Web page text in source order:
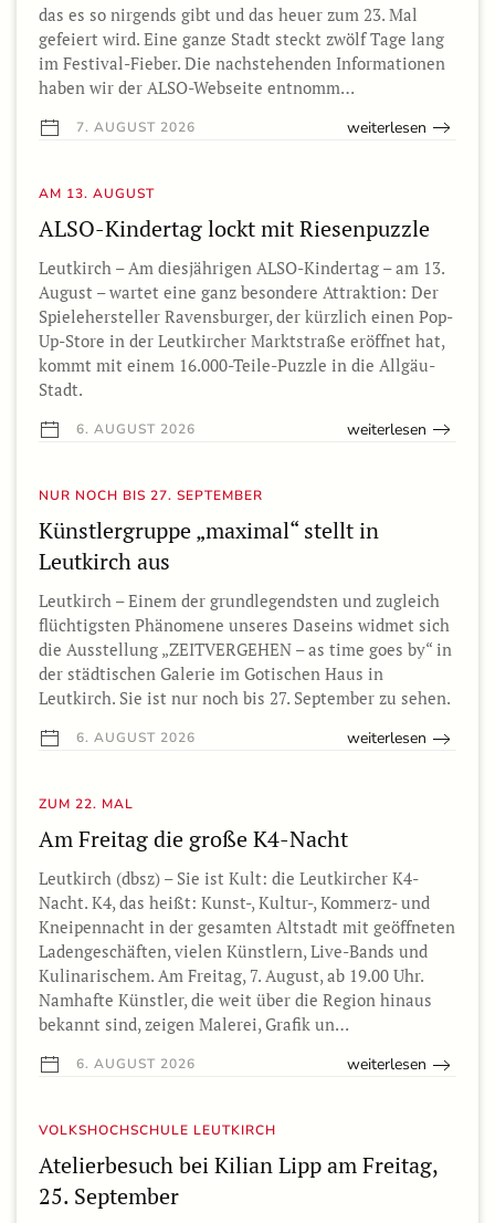
das es so nirgends gibt und das heuer zum 23. Mal
gefeiert wird. Eine ganze Stadt steckt zwölf Tage lang
im Festival-Fieber. Die nachstehenden Informationen
haben wir der ALSO-Webseite entnomm…
7. AUGUST 2026 weiterlesen
AM 13. AUGUST
ALSO-Kindertag lockt mit Riesenpuzzle
Leutkirch – Am diesjährigen ALSO-Kindertag – am 13.
August – wartet eine ganz besondere Attraktion: Der
Spielehersteller Ravensburger, der kürzlich einen Pop-
Up-Store in der Leutkircher Marktstraße eröffnet hat,
kommt mit einem 16.000-Teile-Puzzle in die Allgäu-
Stadt.
6. AUGUST 2026 weiterlesen
NUR NOCH BIS 27. SEPTEMBER
Künstlergruppe „maximal“ stellt in
Leutkirch aus
Leutkirch – Einem der grundlegendsten und zugleich
flüchtigsten Phänomene unseres Daseins widmet sich
die Ausstellung „ZEITVERGEHEN – as time goes by“ in
der städtischen Galerie im Gotischen Haus in
Leutkirch. Sie ist nur noch bis 27. September zu sehen.
6. AUGUST 2026 weiterlesen
ZUM 22. MAL
Am Freitag die große K4-Nacht
Leutkirch (dbsz) – Sie ist Kult: die Leutkircher K4-
Nacht. K4, das heißt: Kunst-, Kultur-, Kommerz- und
Kneipennacht in der gesamten Altstadt mit geöffneten
Ladengeschäften, vielen Künstlern, Live-Bands und
Kulinarischem. Am Freitag, 7. August, ab 19.00 Uhr.
Namhafte Künstler, die weit über die Region hinaus
bekannt sind, zeigen Malerei, Grafik un…
6. AUGUST 2026 weiterlesen
VOLKSHOCHSCHULE LEUTKIRCH
Atelierbesuch bei Kilian Lipp am Freitag,
25. September